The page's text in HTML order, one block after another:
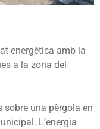
energètica amb la
a la zona del
sobre una pèrgola en
L’energia